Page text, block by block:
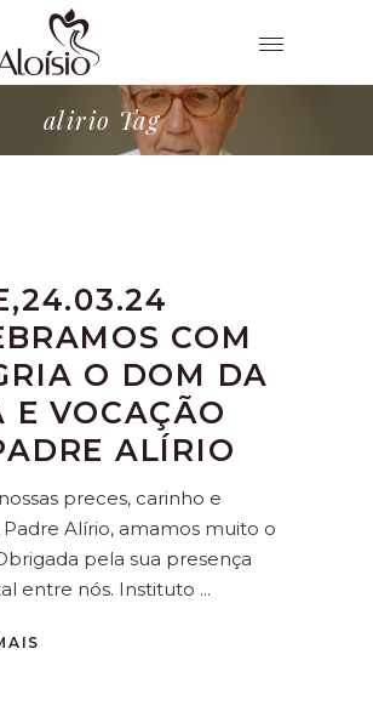
alirio Tag
COM
O DOM DA
E VOCAÇÃO
ALÍRIO
preces, carinho e
Padre Alírio, amamos muito o
pela sua presença
entre nós. Instituto